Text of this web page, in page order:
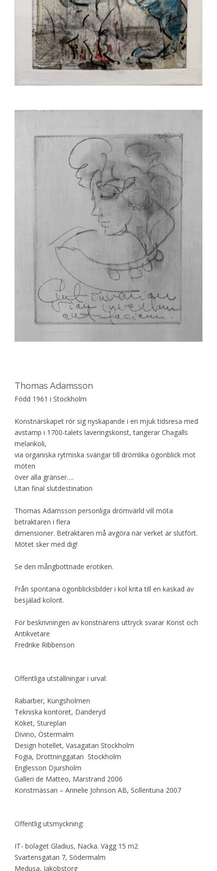
Thomas Adamsson
Född 1961 i Stockholm
Konstnärskapet rör sig nyskapande i en mjuk tidsresa med
avstamp i 1700-talets laveringskonst, tangerar Chagalls
melankoli,
via organiska rytmiska svängar till drömlika ögonblick mot
möten
över alla gränser….
Utan final slutdestination
Thomas Adamsson personliga drömvärld vill möta
betraktaren i flera
dimensioner. Betraktaren må avgöra när verket är slutfört.
Mötet sker med dig!
Se den mångbottnade erotiken.
Från spontana ögonblicksbilder i kol krita till en kaskad av
besjälad kolorit.
För beskrivningen av konstnärens uttryck svarar Konst och
Antikvetare
Fredrike Ribbenson
Offentliga utställningar i urval:
Rabarber, Kungsholmen
Tekniska kontoret, Danderyd
Köket, Stureplan
Divino, Östermalm
Design hotellet, Vasagatan Stockholm
Fogia, Drottninggatan Stockholm
Englesson Djursholm
Galleri de Matteo, Marstrand 2006
Konstmässan – Annelie Johnson AB, Sollentuna 2007
Offentlig utsmyckning:
IT- bolaget Gladius, Nacka. Vägg 15 m2
Svartensgatan 7, Södermalm
Medusa, Jakobstorg